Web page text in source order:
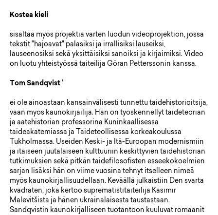
Kostea kieli
sisältää myös projektia varten luodun videoprojektion, jossa
tekstit "hajoavat" palasiksi ja irrallisiksi lauseiksi,
lauseenosiksi sekä yksittäisiksi sanoiksi ja kirjaimiksi. Video
on luotu yhteistyössä taiteilija Göran Petterssonin kanssa.
Tom Sandqvist
ei ole ainoastaan ​​kansainvälisesti tunnettu taidehistorioitsija,
vaan myös kaunokirjailija. Hän on työskennellyt taideteorian
ja aatehistorian professorina Kuninkaallisessa
taideakatemiassa ja Taideteollisessa korkeakoulussa
Tukholmassa. Useiden Keski- ja Itä-Euroopan modernismiin
ja itäiseen juutalaiseen kulttuuriin keskittyvien taidehistorian
tutkimuksien sekä pitkän taidefilosofisten esseekokoelmien
sarjan lisäksi hän on viime vuosina tehnyt itselleen nimeä
myös kaunokirjallisuudellaan. Keväällä julkaistiin Den svarta
kvadraten, joka kertoo suprematistitaiteilija Kasimir
Malevitšista ja hänen ukrainalaisesta taustastaan.
Sandqvistin kaunokirjalliseen tuotantoon kuuluvat romaanit